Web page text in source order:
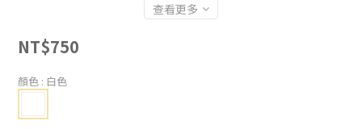
查看更多
NT$750
顏色 : 白色